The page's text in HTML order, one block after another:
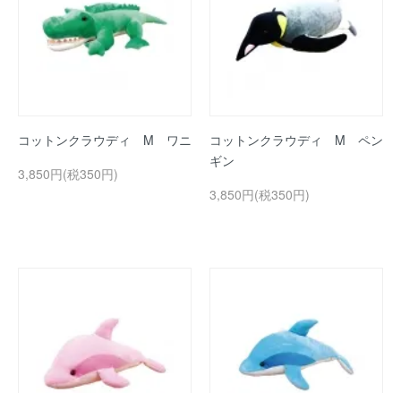
コットンクラウディ M ワニ
3,850円(税350円)
コットンクラウディ M ペン
ギン
3,850円(税350円)